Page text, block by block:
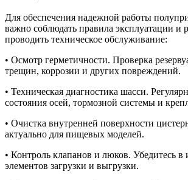
Для обеспечения надежной работы
важно соблюдать правила эксплуатации и
проводить техническое обслуживание:
• Осмотр герметичности. Проверка
трещин, коррозии и других повреждений.
• Техническая диагностика шасси.
состояния осей, тормозной системы и
• Очистка внутренней поверхности
актуально для пищевых моделей.
• Контроль клапанов и люков. Убедитесь в
элементов загрузки и выгрузки.